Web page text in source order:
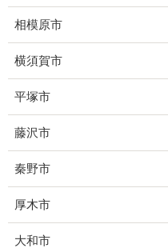
相模原市
横須賀市
平塚市
藤沢市
秦野市
厚木市
大和市